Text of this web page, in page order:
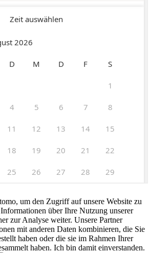
um den Zugriff auf unsere Website zu
über Ihre Nutzung unserer
zur Analyse weiter. Unsere Partner
mit anderen Daten kombinieren, die Sie
haben oder die sie im Rahmen Ihrer
haben. Ich bin damit einverstanden.